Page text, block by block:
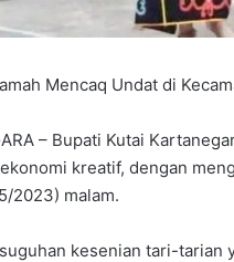
Mencaq Undat di
– Bupati Kutai
kreatif, dengan
2023) malam.
kesenian tari-